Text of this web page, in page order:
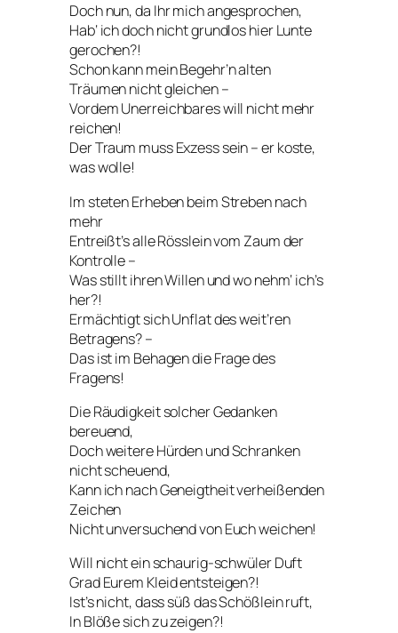
Doch nun, da Ihr mich angesprochen,
Hab‘ ich doch nicht grundlos hier Lunte
gerochen?!
Schon kann mein Begehr’n alten
Träumen nicht gleichen –
Vordem Unerreichbares will nicht mehr
reichen!
Der Traum muss Exzess sein – er koste,
was wolle!
Im steten Erheben beim Streben nach
mehr
Entreißt’s alle Rösslein vom Zaum der
Kontrolle –
Was stillt ihren Willen und wo nehm‘ ich’s
her?!
Ermächtigt sich Unflat des weit’ren
Betragens? –
Das ist im Behagen die Frage des
Fragens!
Die Räudigkeit solcher Gedanken
bereuend,
Doch weitere Hürden und Schranken
nicht scheuend,
Kann ich nach Geneigtheit verheißenden
Zeichen
Nicht unversuchend von Euch weichen!
Will nicht ein schaurig-schwüler Duft
Grad Eurem Kleid entsteigen?!
Ist’s nicht, dass süß das Schößlein ruft,
In Blöße sich zu zeigen?!